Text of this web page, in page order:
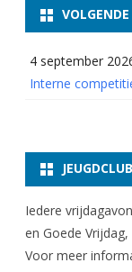
4 september
Interne
Iedere
en Goede
Voor meer